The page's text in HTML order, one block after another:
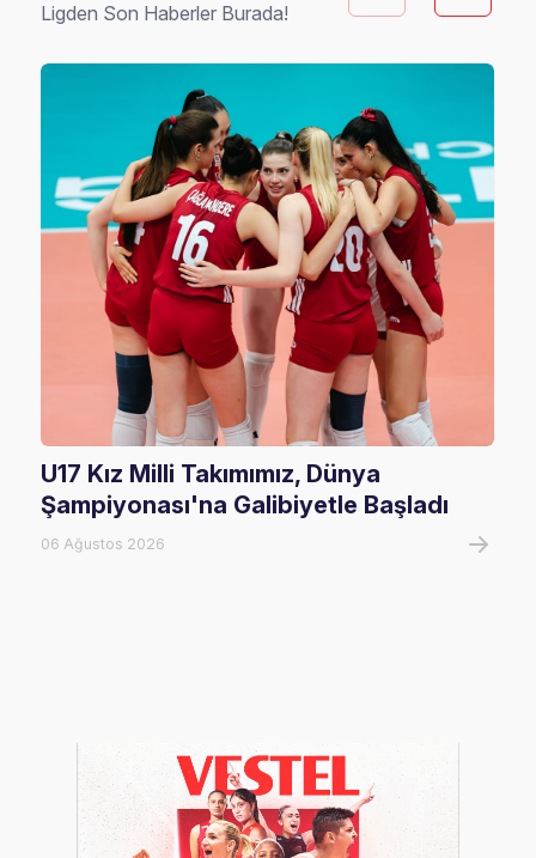
Ligden Son Haberler Burada!
U17 Kız Milli Takımımız, Dünya
Şampiyonası'na Galibiyetle Başladı
06 Ağustos 2026